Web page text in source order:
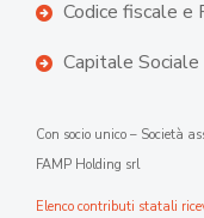
Codice fiscale
Capitale
Con socio unico – Società
FAMP Holding srl
Elenco contributi statali